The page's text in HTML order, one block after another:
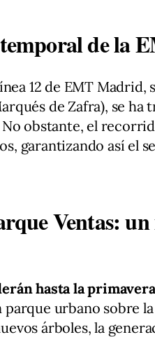
de la
12 de EMT
de Zafra), se ha
No obstante, el
garantizando así el
Ventas:
hasta la
urbano sobre
árboles, la